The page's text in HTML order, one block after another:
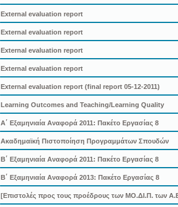
External evaluation report
External evaluation report
External evaluation report
External evaluation report
External evaluation report (final report 05-12-2011)
Learning Outcomes and Teaching/Learning Quality
Α΄ Εξαμηνιαία Αναφορά 2011: Πακέτο Εργασίας 8
Ακαδημαϊκή Πιστοποίηση Προγραμμάτων Σπουδών
Β΄ Εξαμηνιαία Αναφορά 2011: Πακέτο Εργασίας 8
Β΄ Εξαμηνιαία Αναφορά 2013: Πακέτο Εργασίας 8
[Επιστολές προς τους προέδρους των ΜΟ.ΔΙ.Π. των